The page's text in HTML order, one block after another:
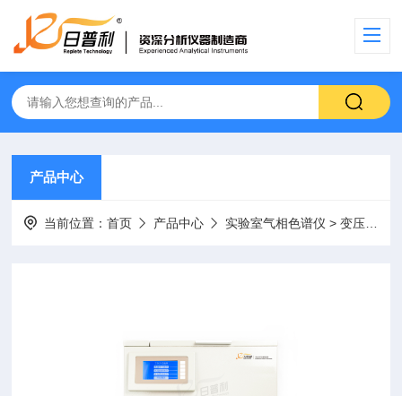
产品中心
当前位置：首页 产品中心 实验室气相色谱仪 > 变压器油振荡器